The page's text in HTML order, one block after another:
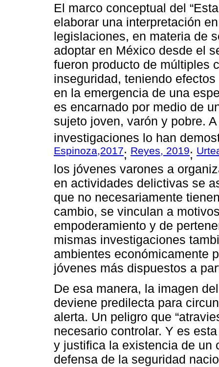
El marco conceptual del
elaborar una interpretación
legislaciones, en materia de
adoptar en México desde el
fueron producto de múltiples
inseguridad, teniendo
en la emergencia de una
es encarnado por medio de
sujeto joven, varón y pobre.
investigaciones lo han
Espinoza,2017; Reyes, 2019;
los jóvenes varones a
en actividades delictivas se
que no necesariamente
cambio, se vinculan a
empoderamiento y de
mismas investigaciones
ambientes económicamente
jóvenes más dispuestos a
De esa manera, la imagen
deviene predilecta para
alerta. Un peligro que
necesario controlar. Y es
y justifica la existencia de un
defensa de la seguridad